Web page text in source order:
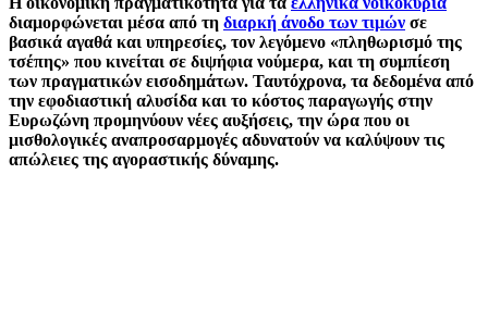
διαμορφώνεται μέσα από τη διαρκή άνοδο των τιμών σε
βασικά αγαθά και υπηρεσίες, τον λεγόμενο «πληθωρισμό της
τσέπης» που κινείται σε διψήφια νούμερα, και τη συμπίεση
των πραγματικών εισοδημάτων. Ταυτόχρονα, τα δεδομένα από
την εφοδιαστική αλυσίδα και το κόστος παραγωγής στην
Ευρωζώνη προμηνύουν νέες αυξήσεις, την ώρα που οι
μισθολογικές αναπροσαρμογές αδυνατούν να καλύψουν τις
απώλειες της αγοραστικής δύναμης.